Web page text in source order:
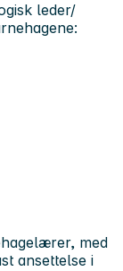
leder/
med
ansettelse i